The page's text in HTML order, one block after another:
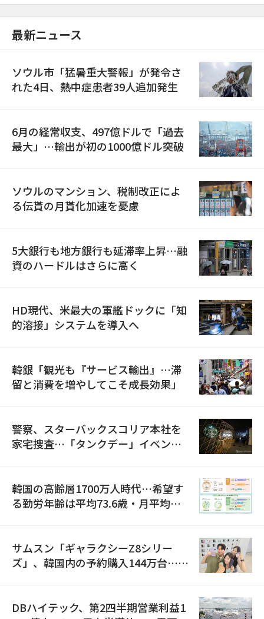
最新ニュース
ソウル市「猛暑重大警報」が発令さ
れた4日、熱中症患者39人追加発生
6月の経常収支、497億ドルで「過去
最大」…輸出が初の1000億ドル突破
ソウルのマンション、税制改正によ
る伝貰の月貰化加速を憂慮
5大銀行も地方銀行も延滞率上昇…融
資のハードルはさらに高く
HD現代、米最大の軍艦ドックに「知
的溶接」システムを導入へ
韓銀「観光も『サービス輸出』…滞
留と消費を増やしてこそ成長効果」
警察、スターバックスコリア本社を
家宅捜査…「タンクデー」イベント
韓国の高齢層1700万人時代…希望す
る勤労年齢は平均73.6歳・月平均賃
サムスン「ギャラクシーZ8シリー
ズ」、韓国内の予約購入144万台…
DBハイテック、第2四半期営業利益1